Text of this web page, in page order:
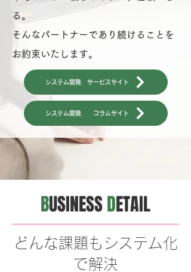
る。
そんなパートナーであり続けることを
お約束いたします。
システム開発 サービスサイト
システム開発 コラムサイト
BUSINESSDETAIL
どんな課題もシステム化
で解決